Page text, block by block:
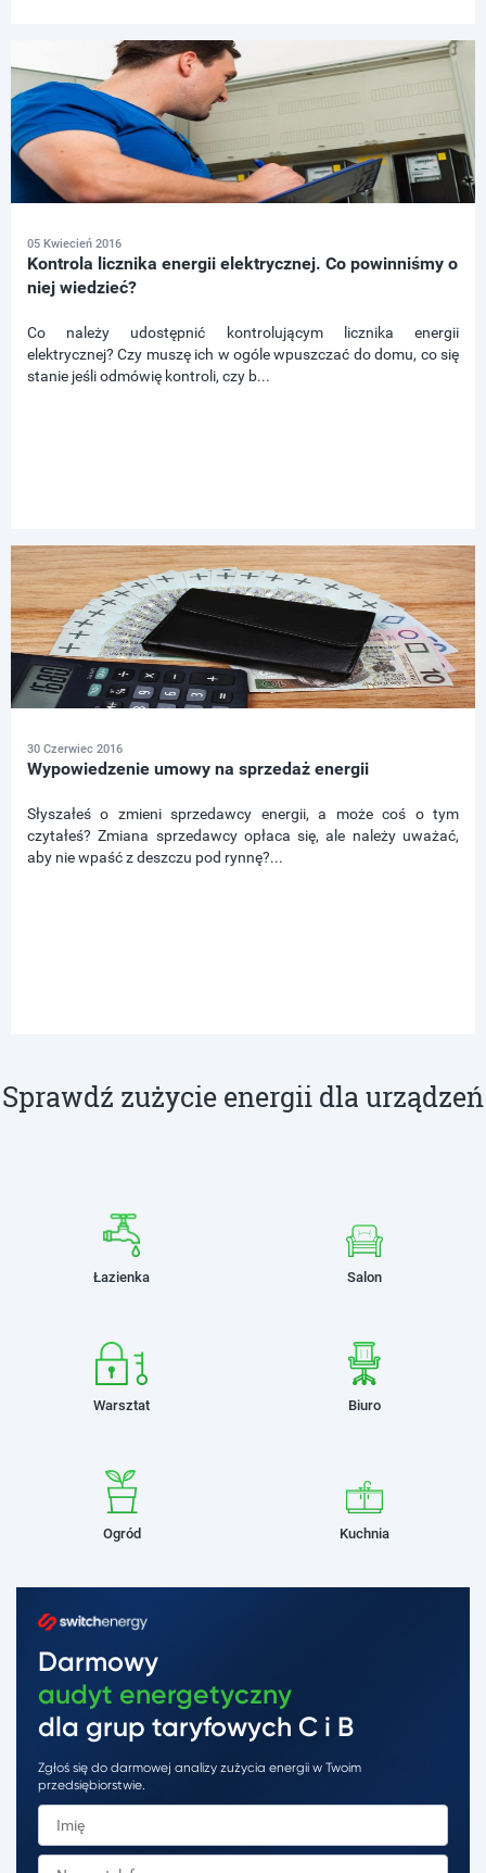
05 Kwiecień 2016
Kontrola licznika energii elektrycznej. Co powinniśmy o
niej wiedzieć?
Co należy udostępnić kontrolującym licznika energii
elektrycznej? Czy muszę ich w ogóle wpuszczać do domu, co się
stanie jeśli odmówię kontroli, czy b...
30 Czerwiec 2016
Wypowiedzenie umowy na sprzedaż energii
Słyszałeś o zmieni sprzedawcy energii, a może coś o tym
czytałeś? Zmiana sprzedawcy opłaca się, ale należy uważać,
aby nie wpaść z deszczu pod rynnę?...
Sprawdź zużycie energii dla urządzeń
Łazienka Salon
Warsztat Biuro
Ogród Kuchnia
Darmowy
audyt energetyczny
dla grup taryfowych C i B
Zgłoś się do darmowej analizy zużycia energii w Twoim
przedsiębiorstwie.